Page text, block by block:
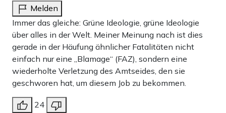
Melden
Immer das gleiche: Grüne Ideologie, grüne Ideologie
über alles in der Welt. Meiner Meinung nach ist dies
gerade in der Häufung ähnlicher Fatalitäten nicht
einfach nur eine „Blamage“ (FAZ), sondern eine
wiederholte Verletzung des Amtseides, den sie
geschworen hat, um diesem Job zu bekommen.
24